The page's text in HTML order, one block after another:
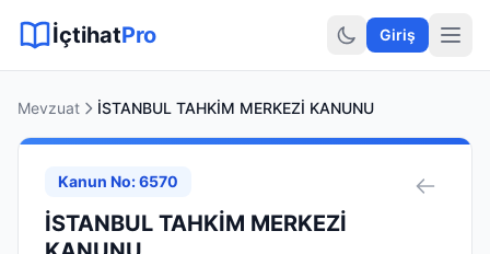
Hukuki Araçlar
İçtihatPro Giriş
Mevzuat İSTANBUL TAHKİM MERKEZİ KANUNU
Kanun No: 6570
İSTANBUL TAHKİM MERKEZİ